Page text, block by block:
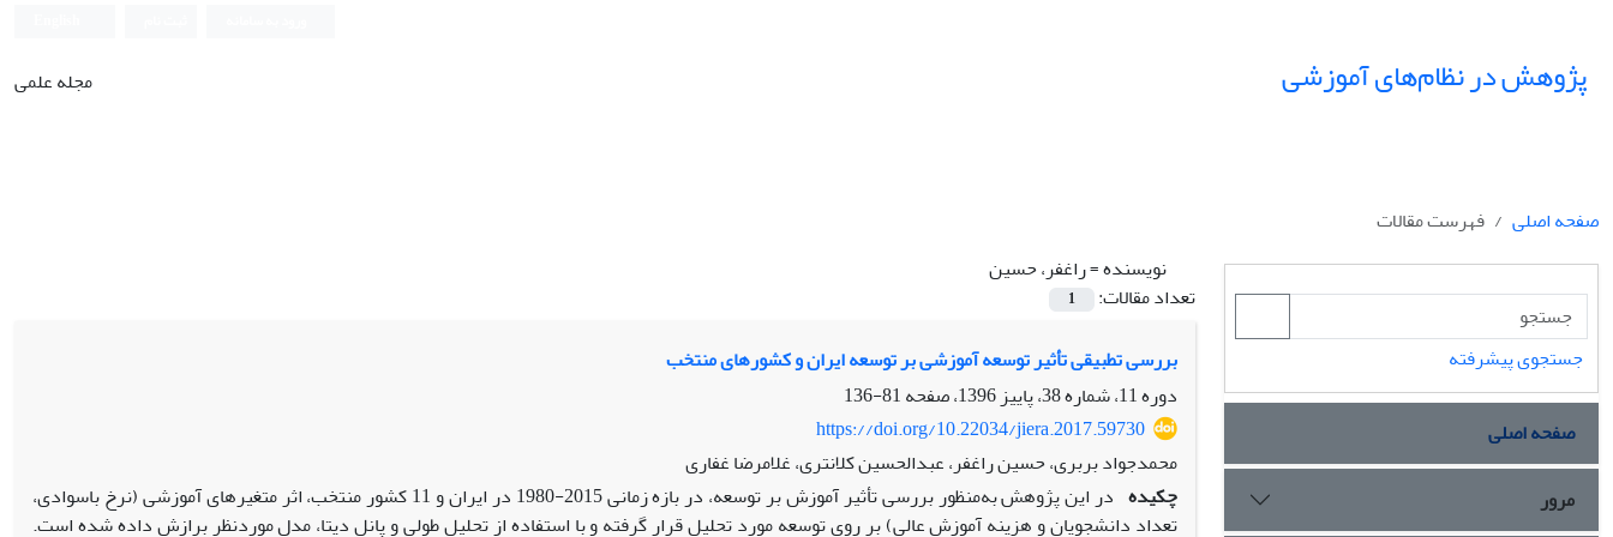
پژوهش در نظام‌های آموزشی مجله علمی
صفحه اصلی
فهرست مقالات
نویسنده =راغفر، حسین
تعداد مقالات:
1
بررسی تطبیقی تأثیر توسعه آموزشی بر توسعه ایران و کشورهای منتخب
دوره 11، شماره 38، پاییز 1396، صفحه
81-136
https://doi.org/10.22034/jiera.2017.59730
محمدجواد بربری، حسین راغفر، عبدالحسین کلانتری، غلامرضا غفاری
چکیده
در این پژوهش به‌منظور بررسی تأثیر آموزش بر توسعه، در بازه زمانی 2015-1980 در ایران و 11 کشور منتخب، اثر متغیرهای آموزشی (نرخ باسوادی،
تعداد دانشجویان و هزینه آموزش عالی) بر روی توسعه مورد تحلیل قرار گرفته و با استفاده از تحلیل طولی و پانل دیتا، مدل موردنظر برازش داده شده است.
جستجوی پیشرفته
صفحه اصلی
مرور